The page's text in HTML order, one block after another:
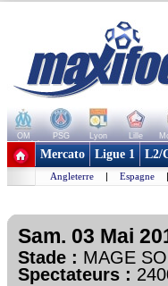
OM PSG Lyon Lille
+ de clubs
Mercato Ligue 1 L2/
Angleterre | Espagne |
Sam. 03 Mai
Stade : MAGE
Spectateurs :